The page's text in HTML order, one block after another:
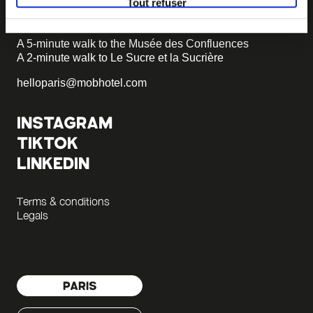
Tout refuser
+33 4 58 55 55 88
A 5-minute walk to the Musée des Confluences
A 2-minute walk to Le Sucre et la Sucrière
helloparis@mobhotel.com
INSTAGRAM
TIKTOK
LINKEDIN
Terms & conditions
Legals
PARIS